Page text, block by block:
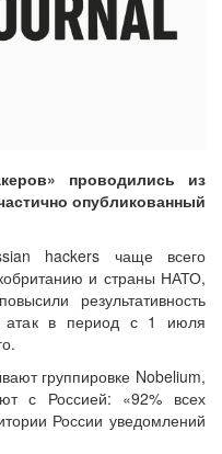
проводились из
опубликованный
hackers чаще всего
и страны НАТО,
результативность
в период с 1 июля
группировке Nobelium,
с Россией: «92% всех
России уведомлений